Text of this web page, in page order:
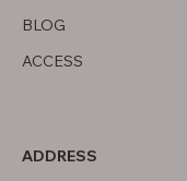
BLOG
ACCESS
ADDRESS